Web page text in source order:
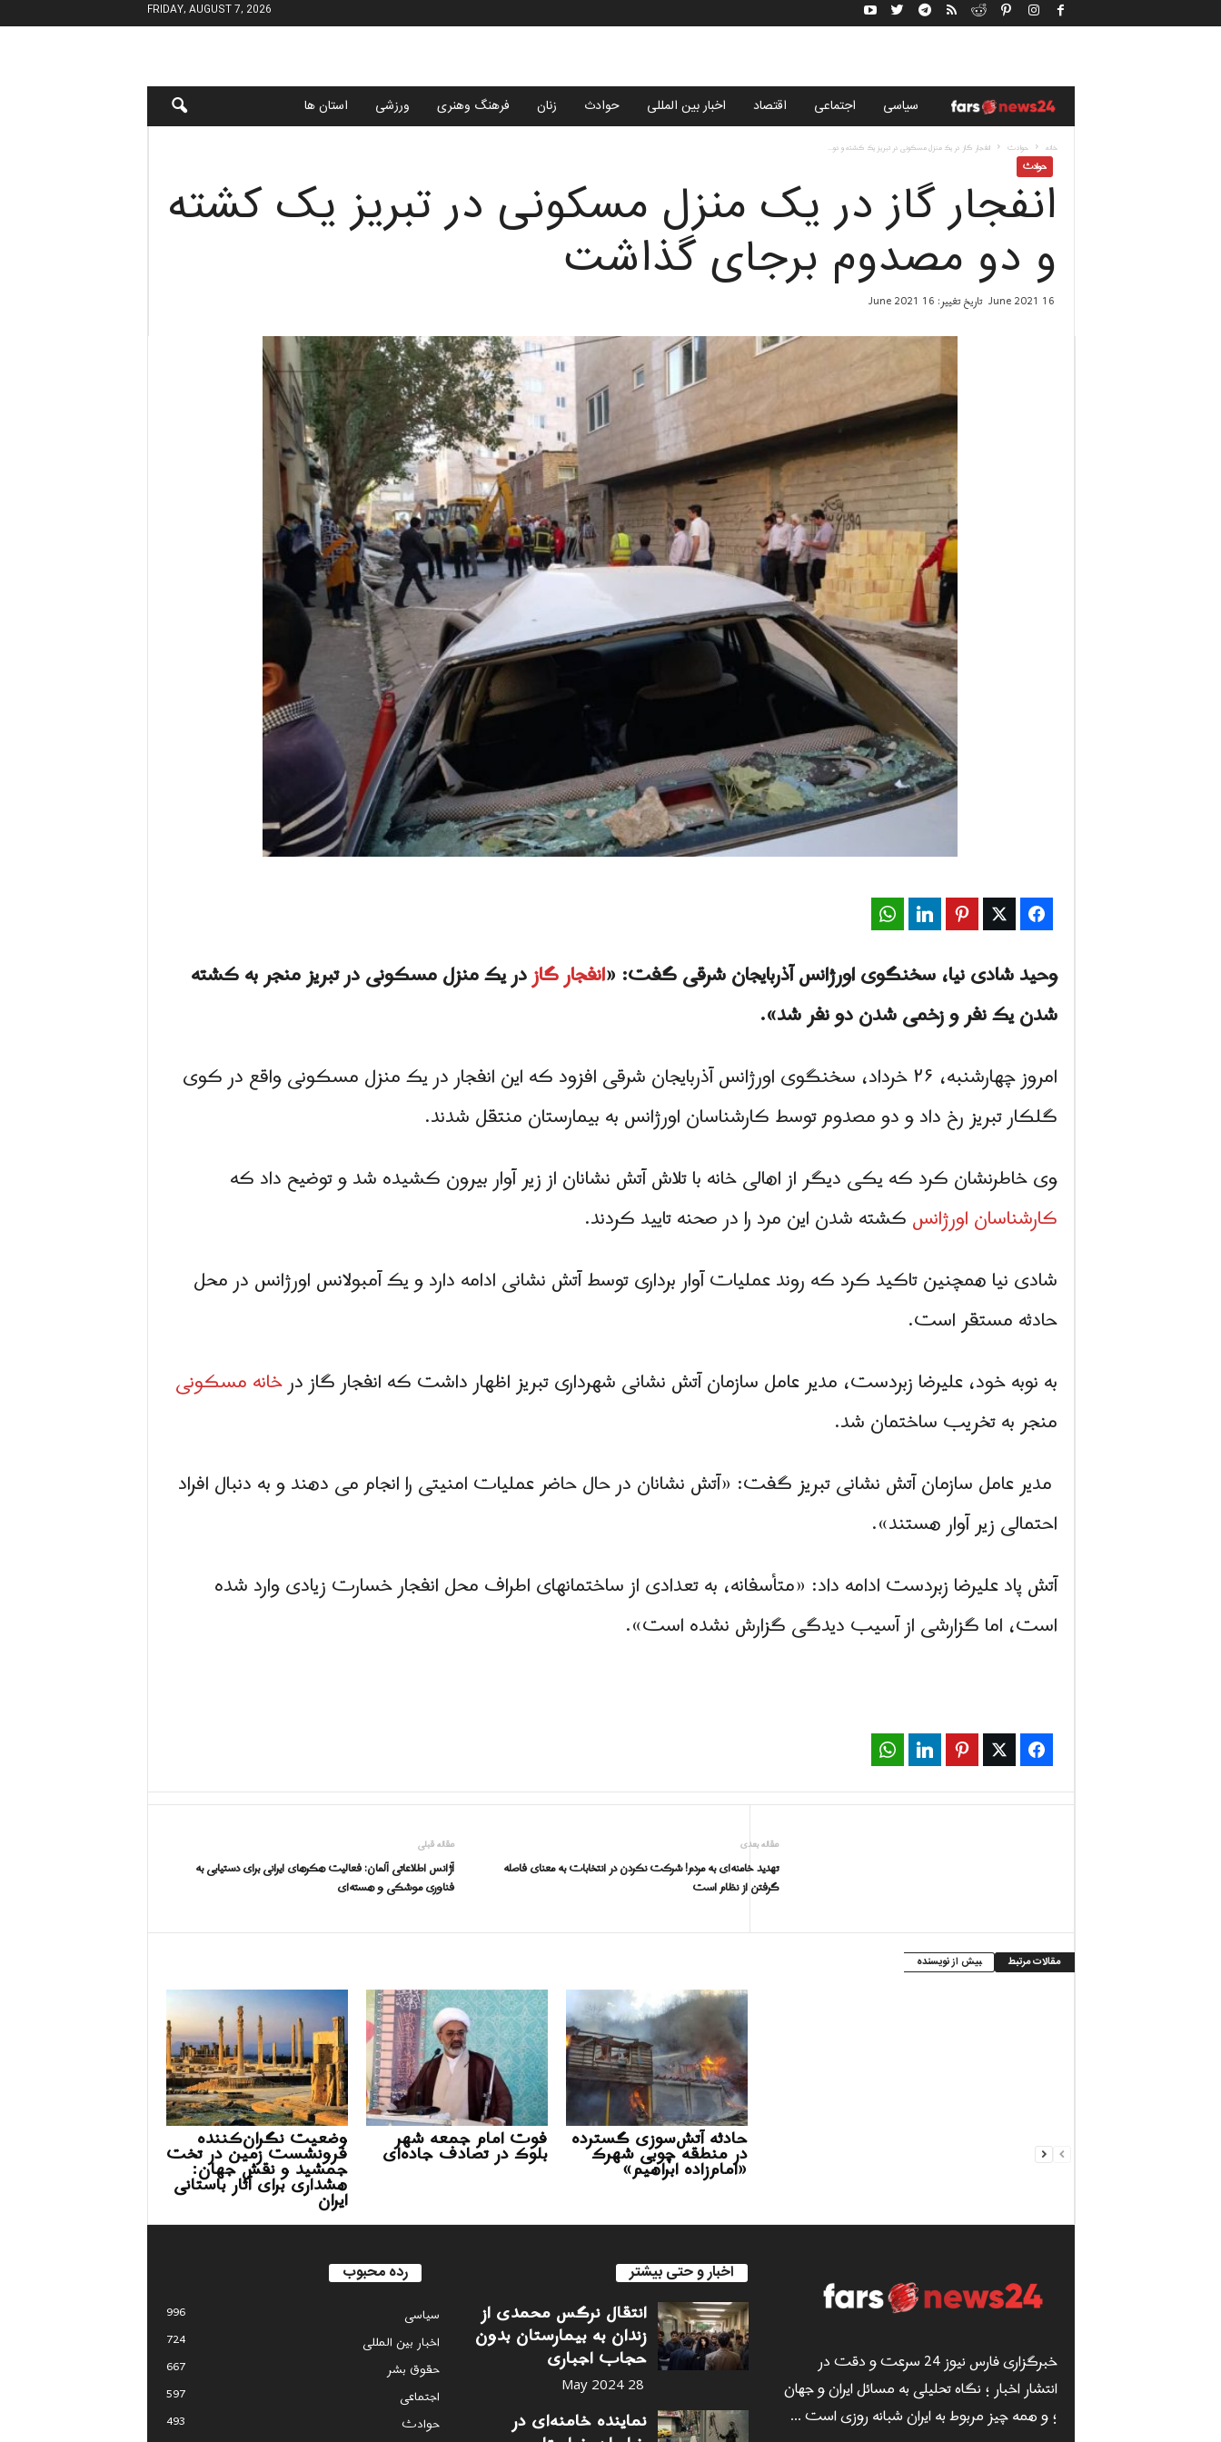
FRIDAY, AUGUST 7, 2026
ب
ر
ز
ا
ی
ف
ا
ر
س
ن
ی
و
2
4
سياسى اجتماعی اقتصاد اخبار بین المللی حوادث زنان فرهنگ وهنری ورزشی استان ها
خانه حوادث انفجار گاز در یک منزل مسکونی در تبریز یک کشته و دو...
حوادث
انفجار گاز در یک منزل مسکونی در تبریز یک کشته
و دو مصدوم برجای گذاشت
16 June 2021 تاریخ تغییر: 16 June 2021
Facebook
Twitter
Pinterest
LinkedIn
وحید شادی نیا، سخنگوی اورژانس آذربایجان شرقی گفت: «انفجار گازدر یک منزل مسکونی در تبریز منجر به کشته
شدن یک نفر و زخمی شدن دو نفر شد».
امروز چهارشنبه، ۲۶ خرداد، سخنگوی اورژانس آذربایجان شرقی افزود که این انفجار در یک منزل مسکونی واقع در کوی
گلکار تبریز رخ داد و دو مصدوم توسط کارشناسان اورژانس به بیمارستان منتقل شدند.
وی خاطرنشان کرد که یکی دیگر از اهالی خانه با تلاش آتش نشانان از زیر آوار بیرون کشیده شد و توضیح داد که
کارشناسان اورژانسکشته شدن این مرد را در صحنه تایید کردند.
شادی نیا همچنین تاکید کرد که روند عملیات آوار برداری توسط آتش نشانی ادامه دارد و یک آمبولانس اورژانس در محل
حادثه مستقر است.
به نوبه خود، علیرضا زبردست، مدیر عامل سازمان آتش نشانی شهرداری تبریز اظهار داشت که انفجار گاز درخانه مسکونی
منجر به تخریب ساختمان شد.
مدیر عامل سازمان آتش نشانی تبریز گفت: «آتش نشانان در حال حاضر عملیات امنیتی را انجام می دهند و به دنبال افراد
احتمالی زیر آوار هستند».
آتش پاد علیرضا زبردست ادامه داد: «متأسفانه، به تعدادی از ساختمانهای اطراف محل انفجار خسارت زیادی وارد شده
است، اما گزارشی از آسیب دیدگی گزارش نشده است».
Facebook
Twitter
Pinterest
LinkedIn
مقاله قبلی
آژانس اطلاعاتی آلمان: فعالیت هکرهای ایرانی برای دستیابی به
فناوری موشکی و هسته‌ای
مقاله بعدی
تهدید خامنه‌ای به مردم! شرکت نکردن در انتخابات به معنای فاصله‌
گرفتن از نظام است
مقالات مرتبط بیش از نویسنده
وضعیت نگران‌کننده
فرونشست زمین در تخت
جمشید و نقش جهان:
هشداری برای آثار باستانی
ایران
فوت امام جمعه شهر
بلوک در تصادف جاده‌ای حادثه آتش‌سوزی گسترده
در منطقه چوبی شهرک
«امام‌زاده ابراهیم»
خبرگزاری فارس نیوز 24 سرعت و دقت در
انتشار اخبار ؛ نگاه تحلیلی به مسائل ایران و جهان
؛ و همه چیز مربوط به ایران شبانه روزی است ...
اخبار و حتی بیشتر
انتقال نرگس محمدی از
زندان به بیمارستان بدون
حجاب اجباری
28 May 2024
نماینده خامنه‌ای در
رده محبوب
سياسى
996
اخبار بین المللی
724
حقوق بشر
667
اجتماعی
597
حوادث
493